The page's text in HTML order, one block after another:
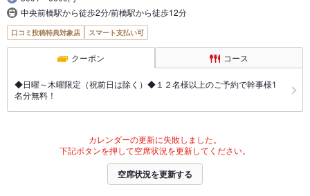
中央前橋駅から徒歩2分/前橋駅から徒歩12分
口コミ投稿特典対象店 スマート支払い可
クーポン コース
◆日曜～木曜限定（祝前日は除く）◆１２名様以上のご予約で幹事様1
名分無料！
カレンダーの更新に失敗しました。
下記ボタンを押して空席状況を更新してください。
空席状況を更新する